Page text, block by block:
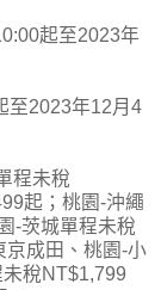
起至2023年
至2023年12月4
程未稅
起；桃園-沖繩
-茨城單程未稅
京成田、桃園-小
稅NT$1,799